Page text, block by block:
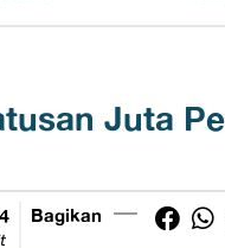
Juta
Bagikan